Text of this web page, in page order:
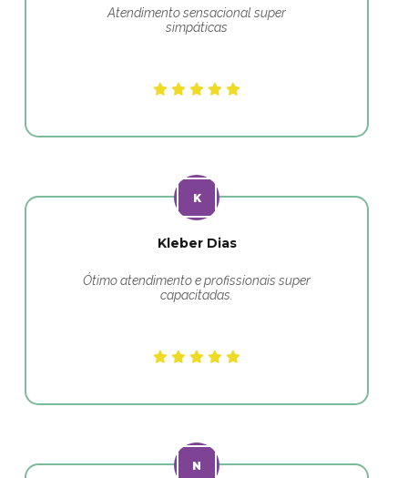
Atendimento sensacional super
simpáticas
Kleber Dias
Ótimo atendimento e profissionais super
capacitadas.